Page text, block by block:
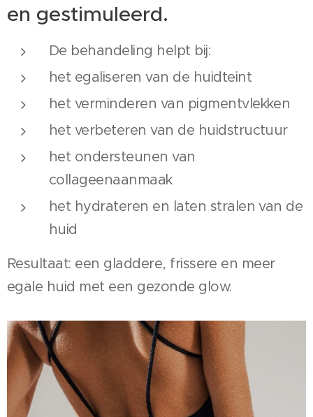
en gestimuleerd.
De behandeling helpt bij:
het egaliseren van de huidteint
het verminderen van pigmentvlekken
het verbeteren van de huidstructuur
het ondersteunen van
collageenaanmaak
het hydrateren en laten stralen van de
huid
Resultaat: een gladdere, frissere en meer
egale huid met een gezonde glow.